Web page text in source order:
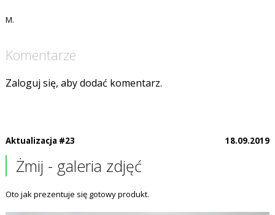
M.
Komentarze
Zaloguj się, aby dodać komentarz.
Aktualizacja #23 18.09.2019
Żmij - galeria zdjęć
Oto jak prezentuje się gotowy produkt.